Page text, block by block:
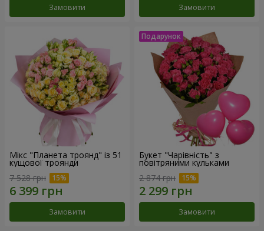
Замовити Замовити
Мікс "Планета троянд" із 51
кущової троянди
7 528 грн
Замовити
Букет "Чарівність" з
повітряними кульками
2 874 грн
Замовити